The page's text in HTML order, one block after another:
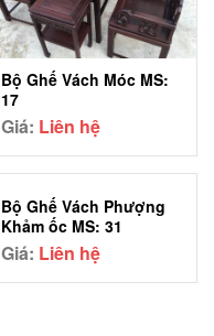
Bộ Ghế Vách Móc MS:
17
Giá: Liên hệ
Bộ Ghế Vách Phượng
Khảm ốc MS: 31
Giá: Liên hệ